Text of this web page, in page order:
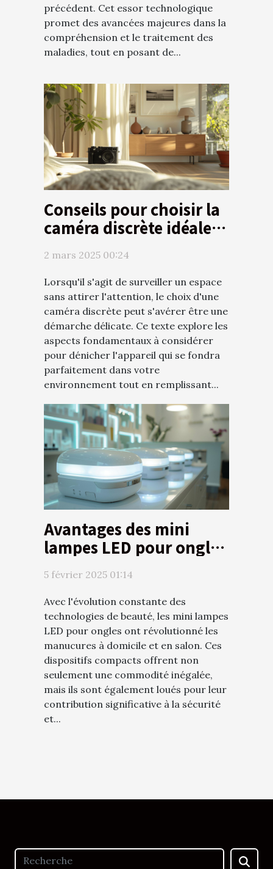
précédent. Cet essor technologique
promet des avancées majeures dans la
compréhension et le traitement des
maladies, tout en posant de...
Conseils pour choisir la
caméra discrète idéale
pour votre espace
2 mars 2025 00:24
Lorsqu'il s'agit de surveiller un espace
sans attirer l'attention, le choix d'une
caméra discrète peut s'avérer être une
démarche délicate. Ce texte explore les
aspects fondamentaux à considérer
pour dénicher l'appareil qui se fondra
parfaitement dans votre
environnement tout en remplissant...
Avantages des mini
lampes LED pour ongles
en termes de sécurité et
d'efficacité
5 février 2025 01:14
Avec l'évolution constante des
technologies de beauté, les mini lampes
LED pour ongles ont révolutionné les
manucures à domicile et en salon. Ces
dispositifs compacts offrent non
seulement une commodité inégalée,
mais ils sont également loués pour leur
contribution significative à la sécurité
et...